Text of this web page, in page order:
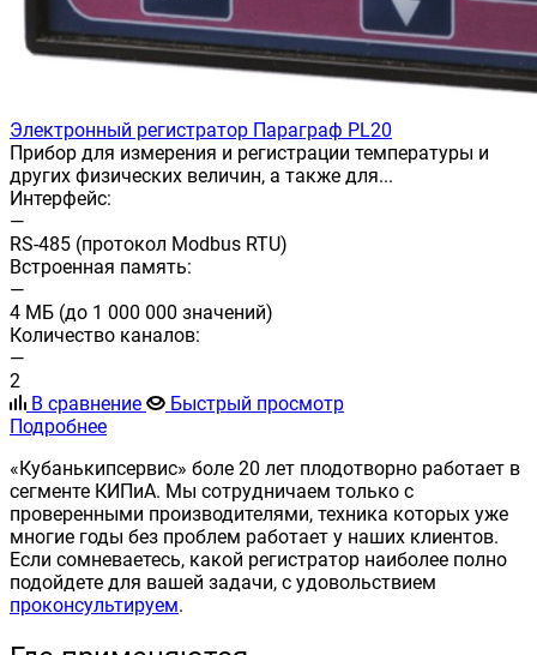
Электронный регистратор Параграф PL20
Прибор для измерения и регистрации температуры и
других физических величин, а также для...
Интерфейс:
—
RS-485 (протокол Modbus RTU)
Встроенная память:
—
4 МБ (до 1 000 000 значений)
Количество каналов:
—
2
В сравнение
Быстрый просмотр
Подробнее
«Кубанькипсервис» боле 20 лет плодотворно работает в
сегменте КИПиА. Мы сотрудничаем только с
проверенными производителями, техника которых уже
многие годы без проблем работает у наших клиентов.
Если сомневаетесь, какой регистратор наиболее полно
подойдете для вашей задачи, с удовольствием
проконсультируем.